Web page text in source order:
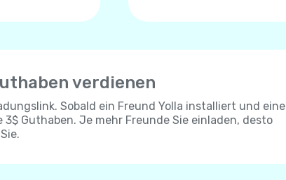
verdienen
Sobald ein Freund Yolla installiert und eine
Guthaben. Je mehr Freunde Sie einladen, desto